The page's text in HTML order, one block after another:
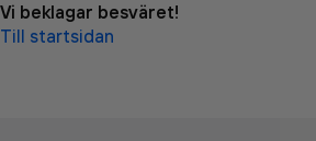
Vi beklagar besväret!
Till startsidan